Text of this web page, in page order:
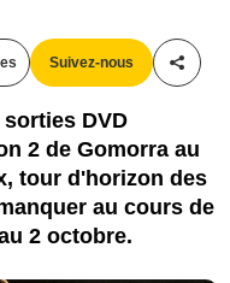
Suivez-nous
DVD
2 de Gomorra au
tour d'horizon des
au cours de
2 octobre.